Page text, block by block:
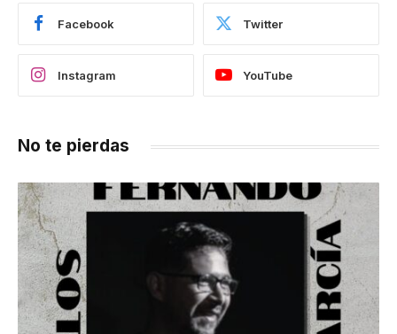
Facebook Twitter
Instagram YouTube
No te pierdas